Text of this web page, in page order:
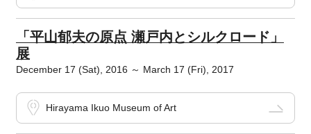
「平山郁夫の原点 瀬戸内とシルクロード」
展
December 17 (Sat), 2016 ～ March 17 (Fri), 2017
Hirayama Ikuo Museum of Art